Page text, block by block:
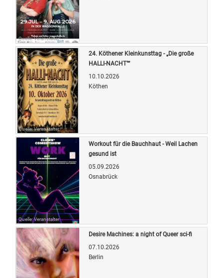
Quelle: Veranstalter
Quelle: Veranstalter
24. Köthener Kleinkunsttag - „Die große
HALLI-NACHT"“
10.10.2026
Köthen
Quelle: Veranstalter
Workout für die Bauchhaut - Weil Lachen
gesund ist
05.09.2026
Osnabrück
Desire Machines: a night of Queer sci-fi
07.10.2026
Berlin